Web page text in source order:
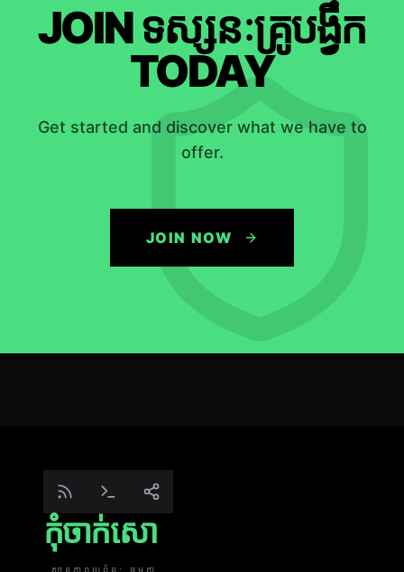
JOIN ទស្សនៈគ្រូបង្វឹក
TODAY
Get started and discover what we have to
offer.
JOIN NOW
កុំចាក់សោ
ស្ថានភាពប្រព័ន្ធ: ធម្មតា